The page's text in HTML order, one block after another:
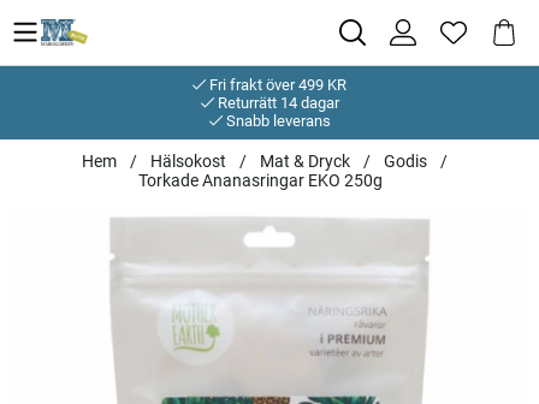
Fri frakt över 499 KR
Returrätt 14 dagar
Snabb leverans
Hem Hälsokost Mat & Dryck
Godis
Torkade Ananasringar EKO 250g
Produktbilder Torkade Ananasringar EKO 250g